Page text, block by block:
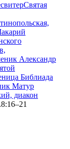
Святая
Александр
Библиада
Матур
диакон